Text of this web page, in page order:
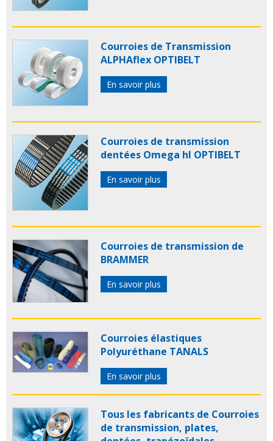
Courroies de Transmission
ALPHAflex OPTIBELT
En savoir plus
Courroies de transmission
dentées Omega hl OPTIBELT
En savoir plus
Courroies de transmission de
BRAMMER
En savoir plus
Courroies élastiques
Polyuréthane TANALS
En savoir plus
Tous les fabricants de Courroies
de transmission, plates,